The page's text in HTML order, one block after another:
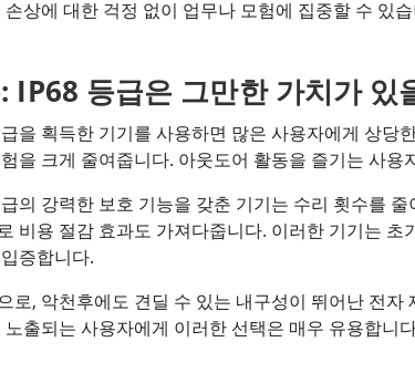
손상에 대한 걱정 없이 업무나 모험에 집중할 수 있
IP68 등급은 그만한 가치가 있
을 획득한 기기를 사용하면 많은 사용자에게 상당
을 크게 줄여줍니다. 아웃도어 활동을 즐기는 사
의 강력한 보호 기능을 갖춘 기기는 수리 횟수를
비용 절감 효과도 가져다줍니다. 이러한 기기는
증합니다.
로, 악천후에도 견딜 수 있는 내구성이 뛰어난 전
노출되는 사용자에게 이러한 선택은 매우 유용합니